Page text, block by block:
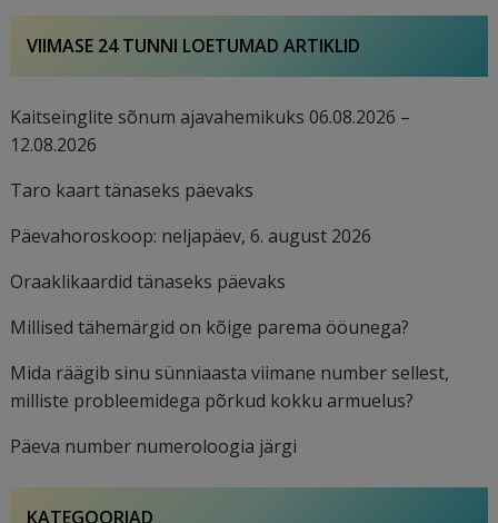
VIIMASE 24 TUNNI LOETUMAD ARTIKLID
Kaitseinglite sõnum ajavahemikuks 06.08.2026 –
12.08.2026
Taro kaart tänaseks päevaks
Päevahoroskoop: neljapäev, 6. august 2026
Oraaklikaardid tänaseks päevaks
Millised tähemärgid on kõige parema ööunega?
Mida räägib sinu sünniaasta viimane number sellest,
milliste probleemidega põrkud kokku armuelus?
Päeva number numeroloogia järgi
KATEGOORIAD